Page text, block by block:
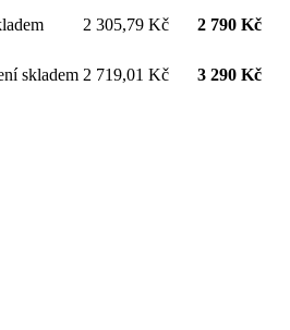
2 305,79 Kč 2 790 Kč
skladem 2 719,01 Kč 3 290 Kč